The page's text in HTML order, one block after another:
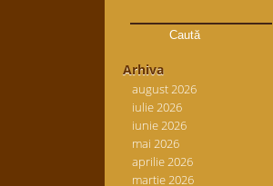
după:
Arhiva
august 2026
iulie 2026
iunie 2026
mai 2026
aprilie 2026
martie 2026